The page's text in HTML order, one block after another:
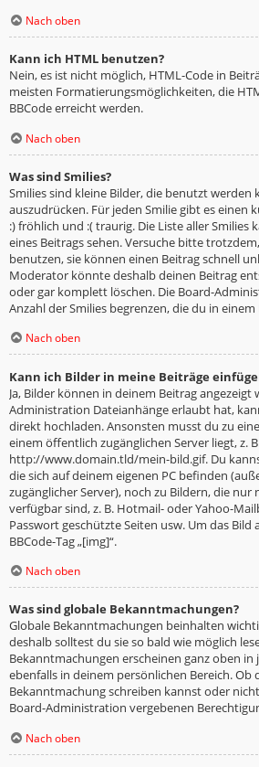
Nach oben
Kann ich HTML benutzen?
Nein, es ist nicht möglich, HTML-Code in
meisten Formatierungsmöglichkeiten, die
BBCode erreicht werden.
Nach oben
Was sind Smilies?
Smilies sind kleine Bilder, die benutzt werden
auszudrücken. Für jeden Smilie gibt es einen
:) fröhlich und :( traurig. Die Liste aller Smilies
eines Beitrags sehen. Versuche bitte
benutzen, sie können einen Beitrag schnell
Moderator könnte deshalb deinen Beitrag
oder gar komplett löschen. Die Board-
Anzahl der Smilies begrenzen, die du in
Nach oben
Kann ich Bilder in meine Beiträge
Ja, Bilder können in deinem Beitrag angezeigt
Administration Dateianhänge erlaubt hat,
direkt hochladen. Ansonsten musst du zu
einem öffentlich zugänglichen Server liegt, z.
http://www.domain.tld/mein-bild.gif. Du
die sich auf deinem eigenen PC befinden
zugänglicher Server), noch zu Bildern, die nur
verfügbar sind, z. B. Hotmail- oder Yahoo-
Passwort geschützte Seiten usw. Um das Bild
BBCode-Tag „[img]“.
Nach oben
Was sind globale Bekanntmachungen?
Globale Bekanntmachungen beinhalten
deshalb solltest du sie so bald wie möglich
Bekanntmachungen erscheinen ganz oben
ebenfalls in deinem persönlichen Bereich. Ob
Bekanntmachung schreiben kannst oder
Board-Administration vergebenen
Nach oben